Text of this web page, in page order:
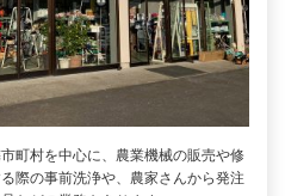
町村を中心に、農業機械の販売や修
際の事前洗浄や、農家さんから発注